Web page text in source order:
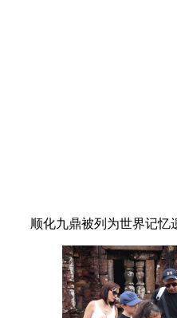
顺化九鼎被列为世界记忆